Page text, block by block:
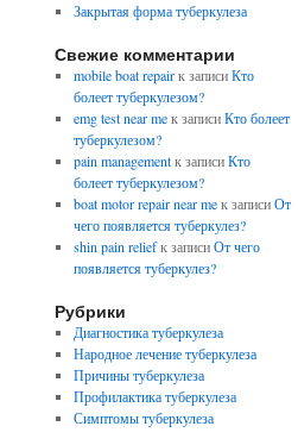
Закрытая форма туберкулеза
Свежие комментарии
mobile boat repairк записиКто
болеет туберкулезом?
emg test near meк записиКто болеет
туберкулезом?
pain managementк записиКто
болеет туберкулезом?
boat motor repair near meк записиОт
чего появляется туберкулез?
shin pain reliefк записиОт чего
появляется туберкулез?
Рубрики
Диагностика туберкулеза
Народное лечение туберкулеза
Причины туберкулеза
Профилактика туберкулеза
Симптомы туберкулеза